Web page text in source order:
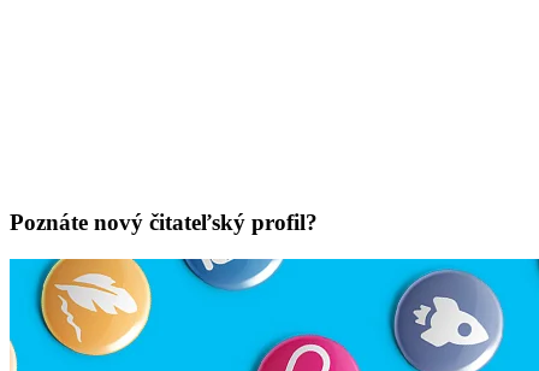
Poznáte nový čitateľský profil?